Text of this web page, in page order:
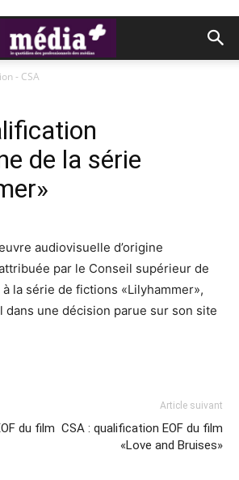
- CSA
de la série
audiovisuelle d’origine
par le Conseil supérieur de
à la série de fictions «Lilyhammer»,
dans une décision parue sur son site
du film
Article suivant
CSA : qualification EOF du film
«Love and Bruises»